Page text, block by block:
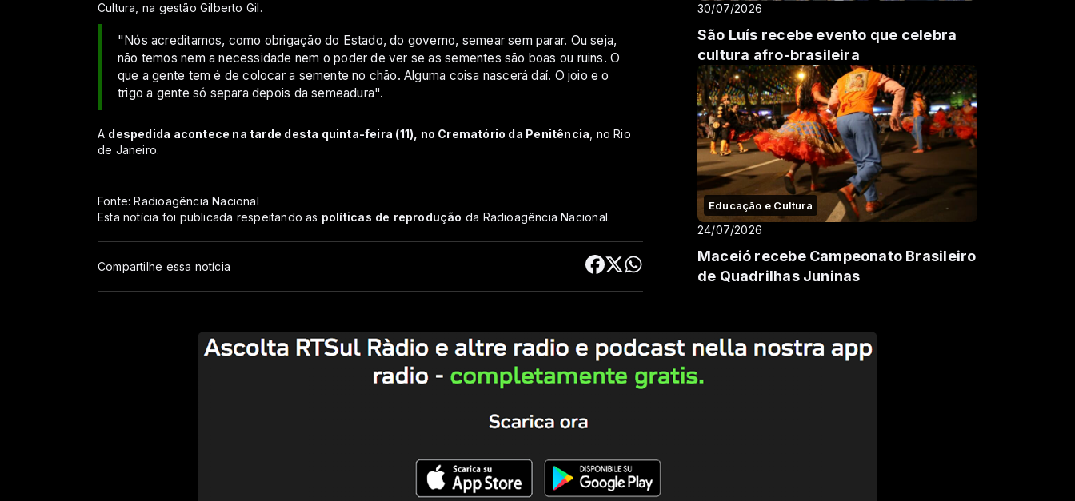
Cultura, na gestão Gilberto Gil.
"Nós acreditamos, como obrigação do Estado, do governo, semear sem parar. Ou seja,
não temos nem a necessidade nem o poder de ver se as sementes são boas ou ruins. O
que a gente tem é de colocar a semente no chão. Alguma coisa nascerá daí. O joio e o
trigo a gente só separa depois da semeadura".
A despedida acontece na tarde desta quinta-feira (11), no Crematório da Penitência , no Rio
de Janeiro.
Fonte: Radioagência Nacional
Esta notícia foi publicada respeitando as políticas de reprodução da Radioagência Nacional.
Compartilhe essa notícia
30/07/2026
São Luís recebe evento que celebra
cultura afro-brasileira
Educação e Cultura
24/07/2026
Maceió recebe Campeonato Brasileiro
de Quadrilhas Juninas